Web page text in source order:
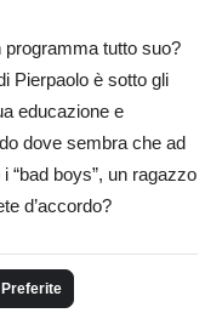
tutto suo?
Pierpaolo è sotto gli
educazione e
dove sembra che ad
“bad boys”, un ragazzo
d’accordo?
Preferite